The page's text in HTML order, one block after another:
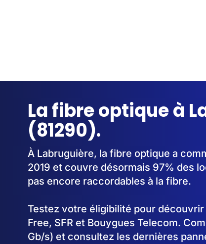
La fibre optique à
(81290).
À Labruguière, la fibre optique a
2019 et couvre désormais 97% des
pas encore raccordables à la fibre.
Testez votre éligibilité pour
Free, SFR et Bouygues Telecom.
Gb/s) et consultez les dernières